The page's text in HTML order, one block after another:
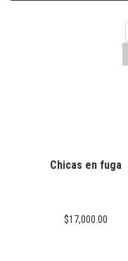
Chicas en fuga
$17,000.00